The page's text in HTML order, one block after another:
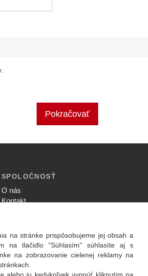
Pokračovať
SPOLOČNOSŤ
O nás
Kontakt
na stránke prispôsobujeme jej obsah a
na tlačidlo "Súhlasím" súhlasíte aj s
na zobrazovanie cielenej reklamy na